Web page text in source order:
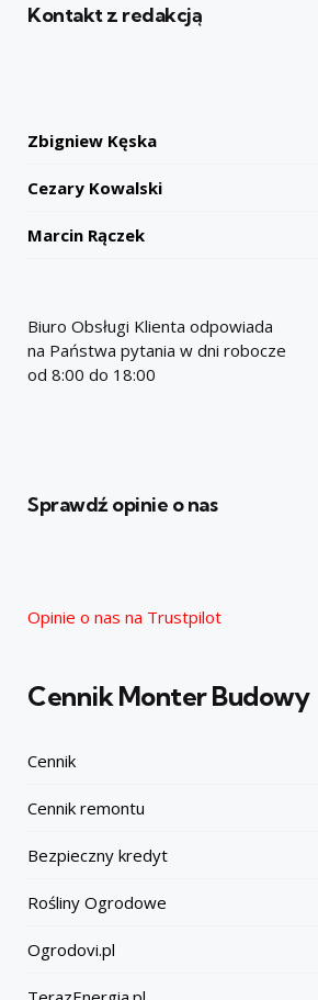
Kontakt z redakcją
Zbigniew Kęska
Cezary Kowalski
Marcin Rączek
Biuro Obsługi Klienta odpowiada
na Państwa pytania w dni robocze
od 8:00 do 18:00
Sprawdź opinie o nas
Opinie o nas na Trustpilot
Cennik Monter Budowy
Cennik
Cennik remontu
Bezpieczny kredyt
Rośliny Ogrodowe
Ogrodovi.pl